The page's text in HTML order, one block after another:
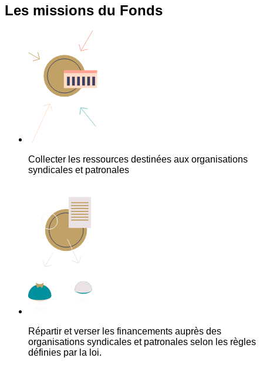
Les missions du Fonds
Collecter les ressources destinées aux organisations
syndicales et patronales
Répartir et verser les financements auprès des
organisations syndicales et patronales selon les règles
définies par la loi.